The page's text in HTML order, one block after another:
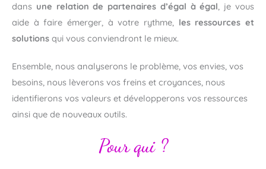
dans une relation de partenaires d’égal à égal, je vous
aide à faire émerger, à votre rythme, les ressources et
solutions qui vous conviendront le mieux.
Ensemble, nous analyserons le problème, vos envies, vos
besoins, nous lèverons vos freins et croyances, nous
identifierons vos valeurs et développerons vos ressources
ainsi que de nouveaux outils.
Pour qui ?